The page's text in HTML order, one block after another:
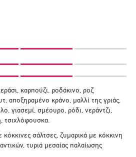
καρπούζι, ροδάκινο, ροζ
αποξηραμένο κράνο, μαλλί της γριάς,
γιασεμί, σμέουρο, ρόδι, νεράντζι,
τσιχλόφουσκα.
κόκκινες σάλτσες, ζυμαρικά με κόκκινη
τυριά μεσαίας παλαίωσης